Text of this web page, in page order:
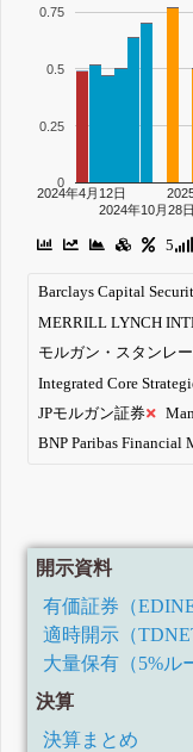
2024年4月12日
2024年10月28日
0
0.25
0.5
0.75
5
Barclays Capital
MERRILL LYNCH
モルガン・スタンレ
Integrated Core
JPモルガン証券
BNP Paribas Financial
開示資料
有価証券（
適時開示（
大量保有（5%ル
決算
決算まとめ